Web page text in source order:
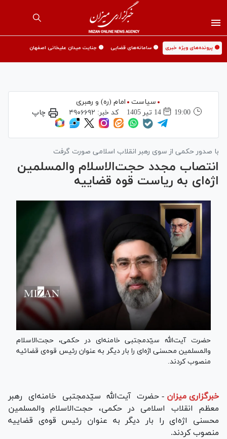
🟡 پرونده‌های ویژه خبری 🟡 سامانه‌های قضایی 🟡 جنایت میدان علیخانی اصفهان
سیاست
امام (ره) و رهبری
19:00
14 تير 1405 کد خبر: ۴۹۰۶۶۹۲ چاپ
با صدور حکمی از سوی رهبر انقلاب اسلامی صورت گرفت
انتصاب مجدد حجت‌الاسلام والمسلمین
اژه‌ای به ریاست قوه قضاییه
حضرت آیت‌الله سیّدمجتبی خامنه‌ای در حکمی، حجت‌الاسلام
والمسلمین محسنی اژه‌ای را بار دیگر به عنوان رئیس قوه‌ی قضائیه
منصوب کردند.
خبرگزاری میزان - حضرت آیت‌الله سیّدمجتبی خامنه‌ای رهبر
معظم انقلاب اسلامی در حکمی، حجت‌الاسلام والمسلمین
محسنی اژه‌ای را بار دیگر به عنوان رئیس قوه‌ی قضاییه
منصوب کردند.